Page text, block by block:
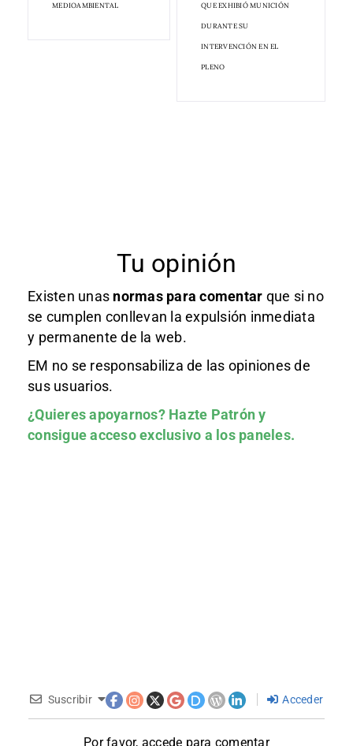
MEDIOAMBIENTAL QUE EXHIBIÓ MUNICIÓN
DURANTE SU
INTERVENCIÓN EN EL
PLENO
Tu opinión
Existen unas normas para comentar que si no
se cumplen conllevan la expulsión inmediata
y permanente de la web.
EM no se responsabiliza de las opiniones de
sus usuarios.
¿Quieres apoyarnos? Hazte Patróny
consigue acceso exclusivo a los paneles.
Suscribir Acceder
Por favor, accede para comentar